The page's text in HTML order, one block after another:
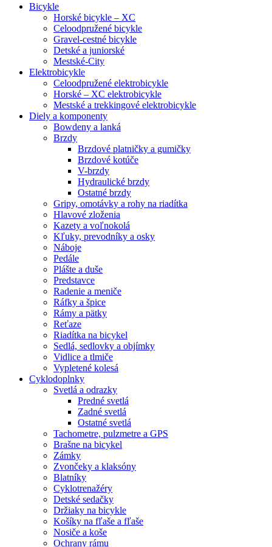
Bicykle
Horské bicykle – XC
Celoodpružené bicykle
Gravel-cestné bicykle
Detské a juniorské
Mestské-City
Elektrobicykle
Celoodpružené elektrobicykle
Horské – XC elektrobicykle
Mestské a trekkingové elektrobicykle
Diely a komponenty
Bowdeny a lanká
Brzdy
Brzdové platničky a gumičky
Brzdové kotúče
V-brzdy
Hydraulické brzdy
Ostatné brzdy
Gripy, omotávky a rohy na riadítka
Hlavové zloženia
Kazety a voľnokolá
Kľuky, prevodníky a osky
Náboje
Pedále
Plášte a duše
Predstavce
Radenie a meniče
Ráfky a špice
Rámy a pätky
Reťaze
Riadítka na bicykel
Sedlá, sedlovky a objímky
Vidlice a tlmiče
Vypletené kolesá
Cyklodoplnky
Svetlá a odrazky
Predné svetlá
Zadné svetlá
Ostatné svetlá
Tachometre, pulzmetre a GPS
Brašne na bicykel
Zámky
Zvončeky a klaksóny
Blatníky
Cyklotrenažéry
Detské sedačky
Držiaky na bicykle
Košíky na fľaše a fľaše
Nosiče a koše
Ochrany rámu